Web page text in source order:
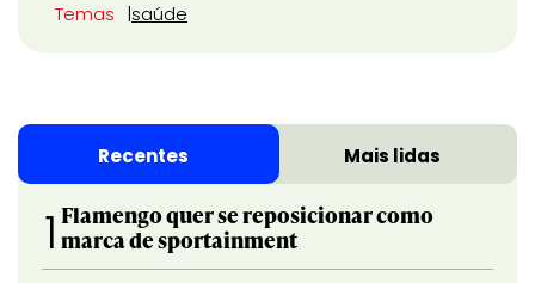
Temas saúde
Recentes Mais lidas
1 Flamengo quer se reposicionar como
marca de sportainment